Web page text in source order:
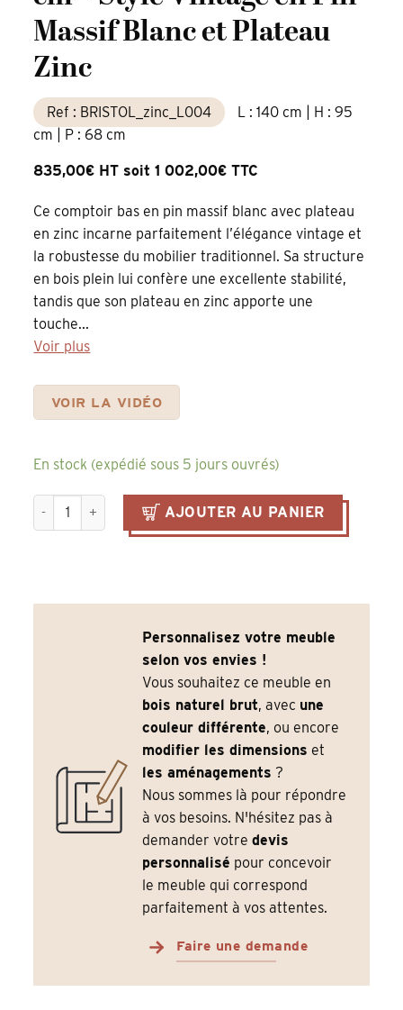
Massif Blanc et Plateau
Zinc
Ref : BRISTOL_zinc_L004
L : 140 cm | H : 95
cm | P : 68 cm
835,00€ HT soit 1 002,00€ TTC
Ce comptoir bas en pin massif blanc avec plateau
en zinc incarne parfaitement l’élégance vintage et
la robustesse du mobilier traditionnel. Sa structure
en bois plein lui confère une excellente stabilité,
tandis que son plateau en zinc apporte une
touche...
Voir plus
VOIR LA VIDÉO
En stock (expédié sous 5 jours ouvrés)
quantité de Îlot Comptoir Bristol 140 cm – Style Vintage
AJOUTER AU PANIER
Personnalisez votre meuble
selon vos envies !
Vous souhaitez ce meuble en
bois naturel brut, avec une
couleur différente, ou encore
modifier les dimensions et
les aménagements ?
Nous sommes là pour répondre
à vos besoins. N'hésitez pas à
demander votredevis
personnalisé pour concevoir
le meuble qui correspond
parfaitement à vos attentes.
Faire une demande